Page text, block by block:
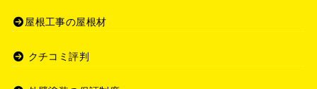
屋根工事の屋根材
クチコミ評判